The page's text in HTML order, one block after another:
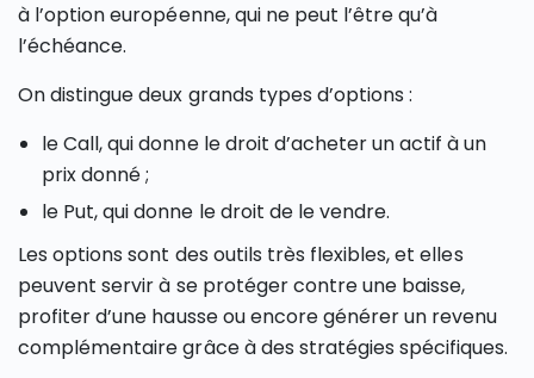
à l’option européenne, qui ne peut l’être qu’à
l’échéance.
On distingue deux grands types d’options :
le Call, qui donne le droit d’acheter un actif à un
prix donné ;
le Put, qui donne le droit de le vendre.
Les options sont des outils très flexibles, et elles
peuvent servir à se protéger contre une baisse,
profiter d’une hausse ou encore générer un revenu
complémentaire grâce à des stratégies spécifiques.